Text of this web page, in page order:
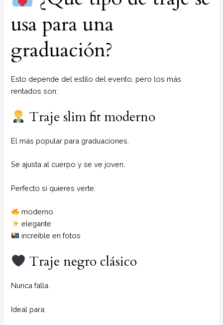
usa para una
graduación?
Esto depende del estilo del evento, pero los más
rentados son:
Traje slim fit moderno
El más popular para graduaciones.
Se ajusta al cuerpo y se ve joven.
Perfecto si quieres verte:
moderno
elegante
increíble en fotos
Traje negro clásico
Nunca falla.
Ideal para: